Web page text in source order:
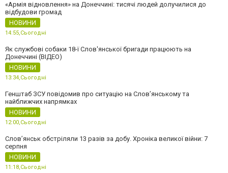
«Армія відновлення» на Донеччині: тисячі людей долучилися до
відбудови громад
НОВИНИ
14:55,Сьогодні
Як службові собаки 18-ї Слов'янської бригади працюють на
Донеччині (ВІДЕО)
НОВИНИ
13:34,Сьогодні
Генштаб ЗСУ повідомив про ситуацію на Слов’янському та
найближчих напрямках
НОВИНИ
12:00,Сьогодні
Слов’янськ обстріляли 13 разів за добу. Хроніка великої війни: 7
серпня
НОВИНИ
11:18,Сьогодні